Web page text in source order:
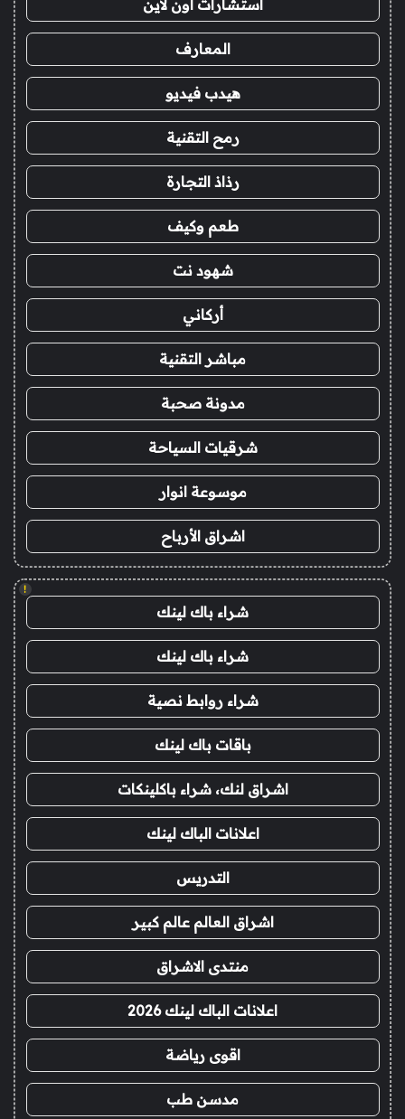
استشارات اون لاين
المعارف
هيدب فيديو
رمح التقنية
رذاذ التجارة
طعم وكيف
شهود نت
أركاني
مباشر التقنية
مدونة صحبة
شرقيات السياحة
موسوعة انوار
اشراق الأرباح
!
شراء باك لينك
شراء باك لينك
شراء روابط نصية
باقات باك لينك
اشراق لنك، شراء باكلينكات
اعلانات الباك لينك
التدريس
اشراق العالم عالم كبير
منتدى الاشراق
اعلانات الباك لينك 2026
اقوى رياضة
مدسن طب